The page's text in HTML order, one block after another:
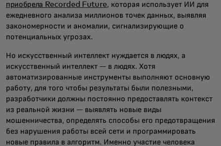
приобрела Recorded Future, которая использует ИИ для
ежедневного анализа миллионов точек данных, выявляя
закономерности и аномалии, сигнализирующие о
потенциальных угрозах.
Но искусственный интеллект нуждается в людях, а
искусственный интеллект — в людях. Хотя
автоматизированные инструменты выполняют основную
работу, для того чтобы результаты были полезными,
разработчики должны постоянно предоставлять контекст
из реальной жизни — выявлять новые виды
мошенничества, определять способы его предотвращения
без нарушения работы всей сети и программировать
новые правила в алгоритм. Именно участие человека